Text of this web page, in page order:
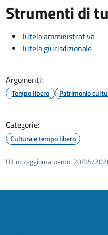
Strumenti di
Tutela amministrativa
Tutela giurisdizionale
Argomenti:
Tempo libero Patrimonio
Categorie:
Cultura e tempo libero
Ultimo aggiornamento: 20/05/